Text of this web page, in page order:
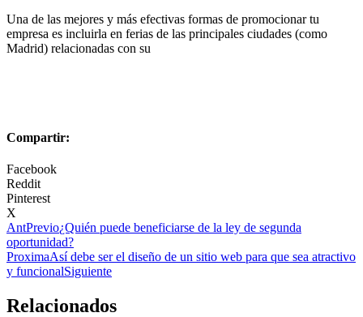
Una de las mejores y más efectivas formas de promocionar tu
empresa es incluirla en ferias de las principales ciudades (como
Madrid) relacionadas con su
Compartir:
Facebook
Reddit
Pinterest
X
AntPrevio¿Quién puede beneficiarse de la ley de segunda
oportunidad?
ProximaAsí debe ser el diseño de un sitio web para que sea atractivo
y funcionalSiguiente
Relacionados